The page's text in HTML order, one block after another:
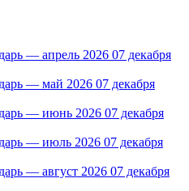
— апрель 2026 07 декабря
— май 2026 07 декабря
— июнь 2026 07 декабря
— июль 2026 07 декабря
— август 2026 07 декабря